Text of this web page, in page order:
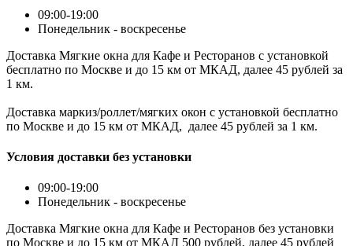
09:00-19:00
Понедельник - воскресенье
Доставка Мягкие окна для Кафе и Ресторанов с установкой
бесплатно по Москве и до 15 км от МКАД, далее 45 рублей за
1 км.
Доставка маркиз/роллет/мягких окон с установкой бесплатно
по Москве и до 15 км от МКАД, далее 45 рублей за 1 км.
Условия доставки без установки
09:00-19:00
Понедельник - воскресенье
Доставка Мягкие окна для Кафе и Ресторанов без установки
по Москве и до 15 км от МКАД 500 рублей, далее 45 рублей